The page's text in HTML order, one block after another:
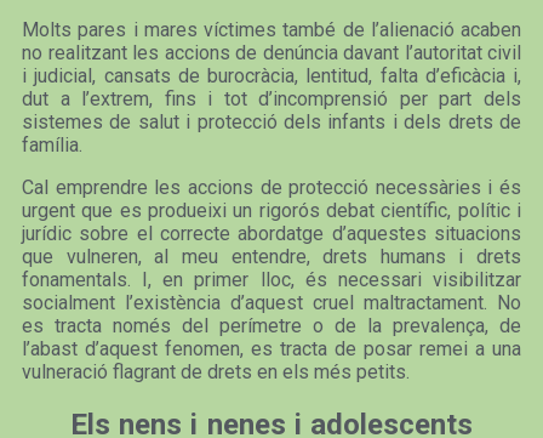
Molts pares i mares víctimes també de l’alienació acaben
no realitzant les accions de denúncia davant l’autoritat civil
i judicial, cansats de burocràcia, lentitud, falta d’eficàcia i,
dut a l’extrem, fins i tot d’incomprensió per part dels
sistemes de salut i protecció dels infants i dels drets de
família.
Cal emprendre les accions de protecció necessàries i és
urgent que es produeixi un rigorós debat científic, polític i
jurídic sobre el correcte abordatge d’aquestes situacions
que vulneren, al meu entendre, drets humans i drets
fonamentals. I, en primer lloc, és necessari visibilitzar
socialment l’existència d’aquest cruel maltractament. No
es tracta només del perímetre o de la prevalença, de
l’abast d’aquest fenomen, es tracta de posar remei a una
vulneració flagrant de drets en els més petits.
Els nens i nenes i adolescents